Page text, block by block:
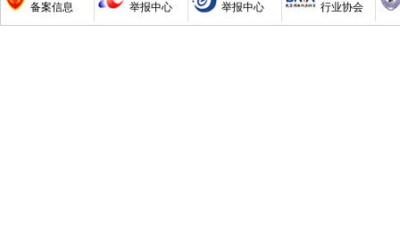
备案信息
举报中心
举报中心
行业协会